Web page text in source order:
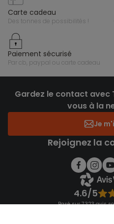
carte cadeau
des tonnes de possibilités !
paiement sécurisé
par cb, paypal ou carte cadeau
Gardez le contact avec
vous à la
Je
Rejoignez la
4.6/5
Basé sur 7 323 avis